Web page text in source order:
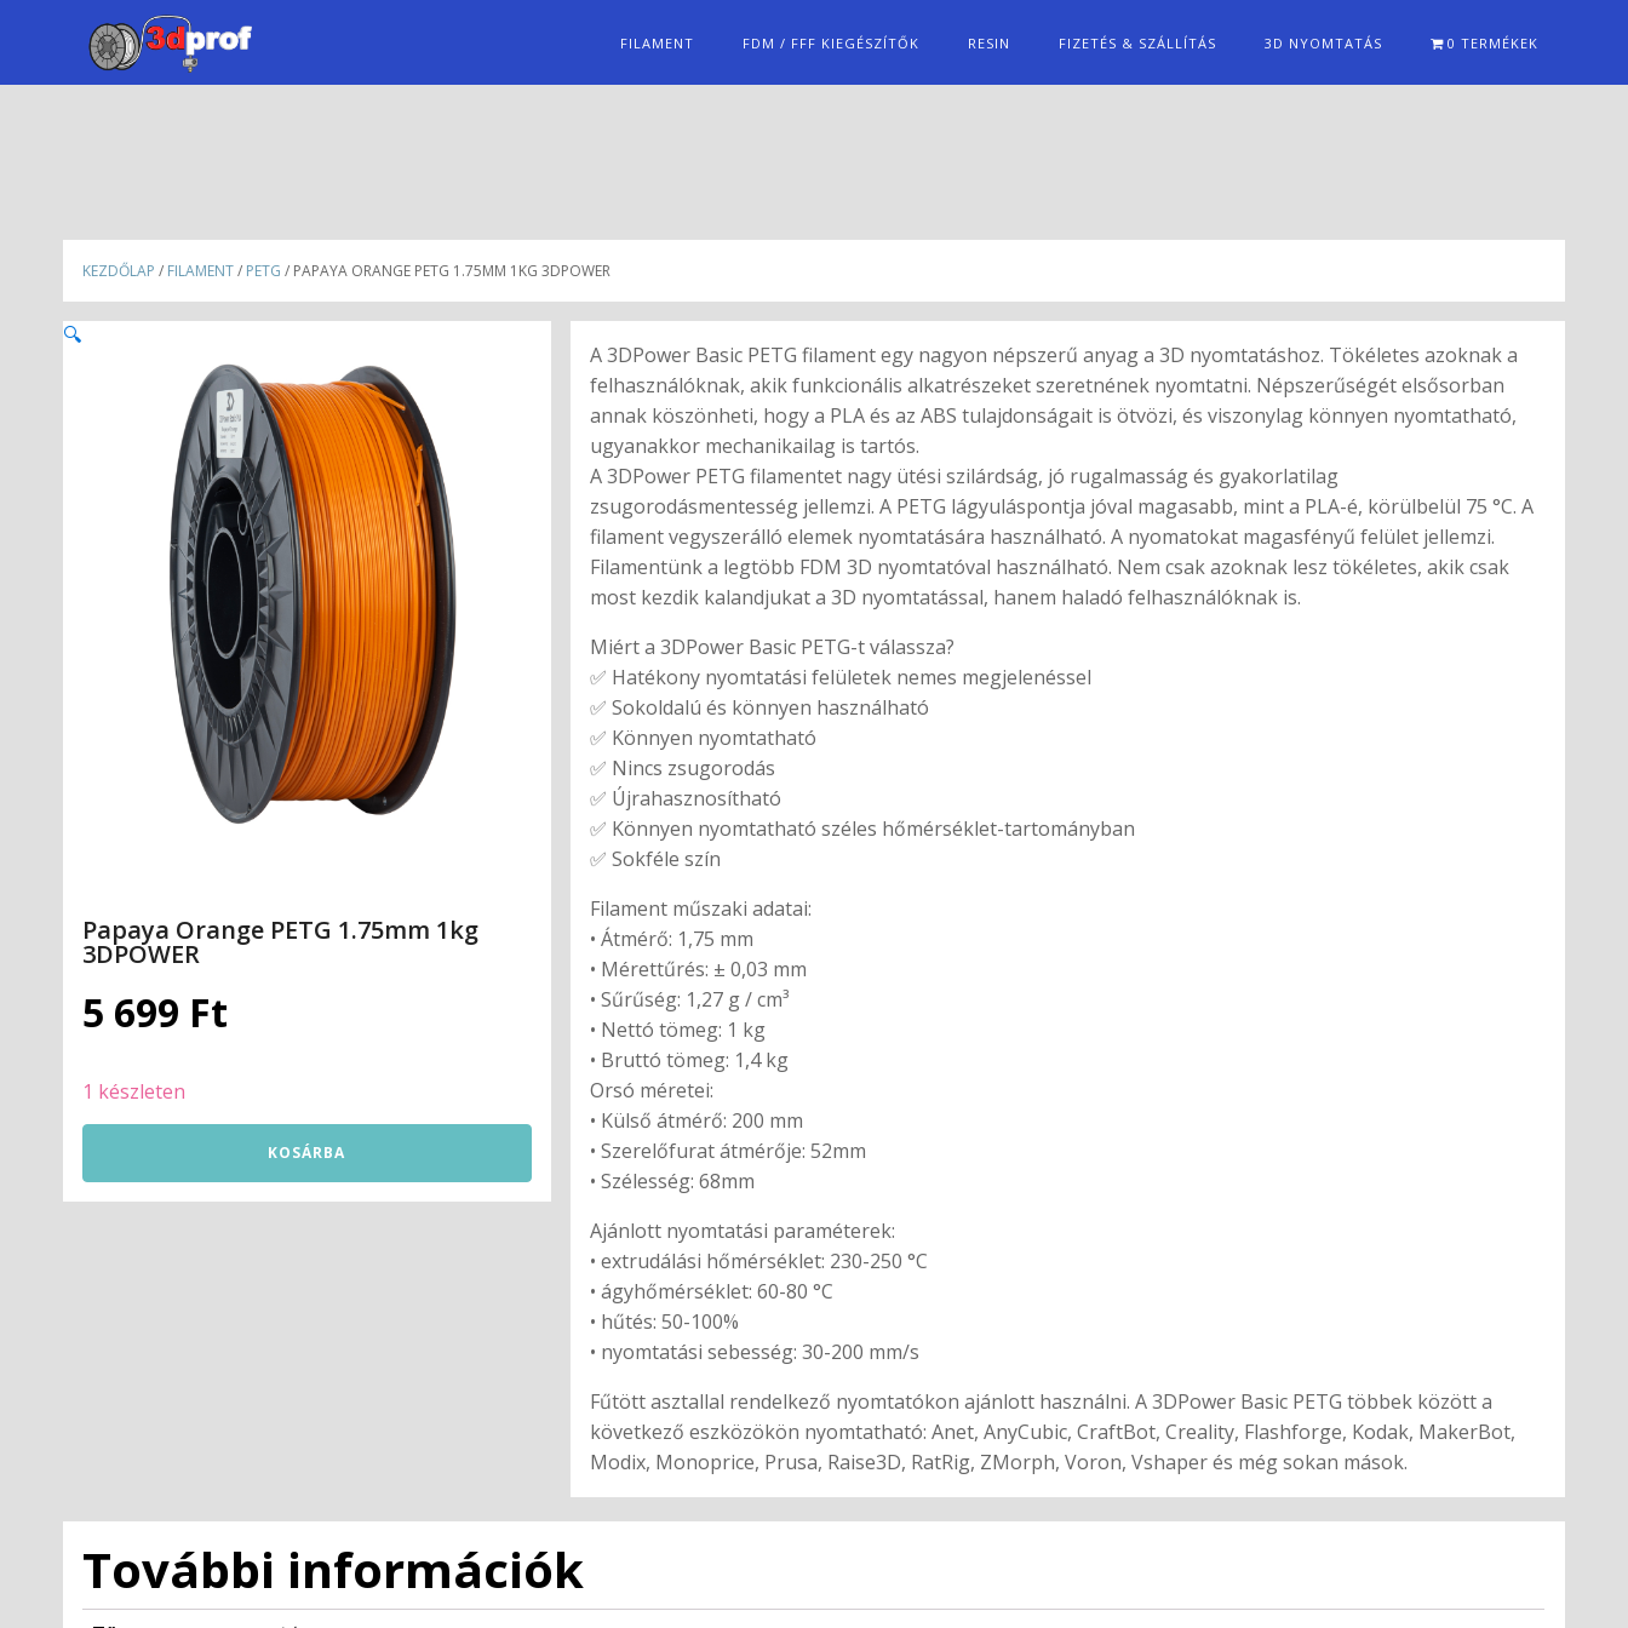
FILAMENT FDM / FFF KIEGÉSZÍTŐK RESIN FIZETÉS & SZÁLLÍTÁS 3D NYOMTATÁS 0 TERMÉKEK
KEZDŐLAP / FILAMENT/ PETG / PAPAYA ORANGE PETG 1.75MM 1KG 3DPOWER
🔍
Papaya Orange PETG 1.75mm 1kg
3DPOWER
5 699 Ft
1 készleten
PETG
1.75mm
KOSÁRBA
A 3DPower Basic PETG filament egy nagyon népszerű anyag a 3D nyomtatáshoz. Tökéletes azoknak a
felhasználóknak, akik funkcionális alkatrészeket szeretnének nyomtatni. Népszerűségét elsősorban
annak köszönheti, hogy a PLA és az ABS tulajdonságait is ötvözi, és viszonylag könnyen nyomtatható,
ugyanakkor mechanikailag is tartós.
A 3DPower PETG filamentet nagy ütési szilárdság, jó rugalmasság és gyakorlatilag
zsugorodásmentesség jellemzi. A PETG lágyuláspontja jóval magasabb, mint a PLA-é, körülbelül 75 °C. A
filament vegyszerálló elemek nyomtatására használható. A nyomatokat magasfényű felület jellemzi.
Filamentünk a legtöbb FDM 3D nyomtatóval használható. Nem csak azoknak lesz tökéletes, akik csak
most kezdik kalandjukat a 3D nyomtatással, hanem haladó felhasználóknak is.
Miért a 3DPower Basic PETG-t válassza?
✅ Hatékony nyomtatási felületek nemes megjelenéssel
✅ Sokoldalú és könnyen használható
✅ Könnyen nyomtatható
✅ Nincs zsugorodás
✅ Újrahasznosítható
✅ Könnyen nyomtatható széles hőmérséklet-tartományban
✅ Sokféle szín
Filament műszaki adatai:
• Átmérő: 1,75 mm
• Mérettűrés: ± 0,03 mm
• Sűrűség: 1,27 g / cm³
• Nettó tömeg: 1 kg
• Bruttó tömeg: 1,4 kg
Orsó méretei:
• Külső átmérő: 200 mm
• Szerelőfurat átmérője: 52mm
• Szélesség: 68mm
Ajánlott nyomtatási paraméterek:
• extrudálási hőmérséklet: 230-250 °C
• ágyhőmérséklet: 60-80 °C
• hűtés: 50-100%
• nyomtatási sebesség: 30-200 mm/s
Fűtött asztallal rendelkező nyomtatókon ajánlott használni. A 3DPower Basic PETG többek között a
következő eszközökön nyomtatható: Anet, AnyCubic, CraftBot, Creality, Flashforge, Kodak, MakerBot,
Modix, Monoprice, Prusa, Raise3D, RatRig, ZMorph, Voron, Vshaper és még sokan mások.
További információk